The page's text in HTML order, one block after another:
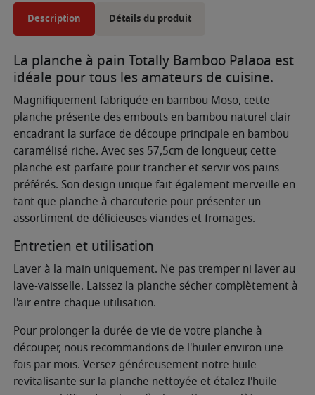
Description Détails du produit
La planche à pain Totally Bamboo Palaoa est
idéale pour tous les amateurs de cuisine.
Magnifiquement fabriquée en bambou Moso, cette
planche présente des embouts en bambou naturel clair
encadrant la surface de découpe principale en bambou
caramélisé riche. Avec ses 57,5cm de longueur, cette
planche est parfaite pour trancher et servir vos pains
préférés. Son design unique fait également merveille en
tant que planche à charcuterie pour présenter un
assortiment de délicieuses viandes et fromages.
Entretien et utilisation
Laver à la main uniquement. Ne pas tremper ni laver au
lave-vaisselle. Laissez la planche sécher complètement à
l'air entre chaque utilisation.
Pour prolonger la durée de vie de votre planche à
découper, nous recommandons de l'huiler environ une
fois par mois. Versez généreusement notre huile
revitalisante sur la planche nettoyée et étalez l'huile